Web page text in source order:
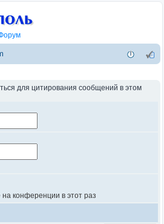
для цитирования сообщений в этом
конференции в этот раз